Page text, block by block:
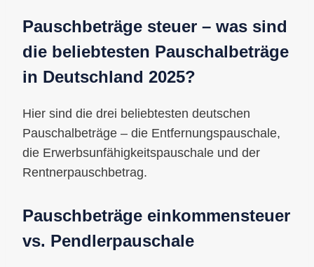
Pauschbeträge steuer – was sind
die beliebtesten Pauschalbeträge
in Deutschland 2025?
Hier sind die drei beliebtesten deutschen
Pauschalbeträge – die Entfernungspauschale,
die Erwerbsunfähigkeitspauschale und der
Rentnerpauschbetrag.
Pauschbeträge einkommensteuer
vs. Pendlerpauschale